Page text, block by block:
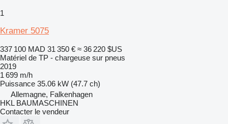
1
Kramer 5075
337 100 MAD 31 350 € ≈ 36 220 $US
Matériel de TP - chargeuse sur pneus
2019
1 699 m/h
Puissance 35.06 kW (47.7 ch)
Allemagne, Falkenhagen
HKL BAUMASCHINEN
Contacter le vendeur